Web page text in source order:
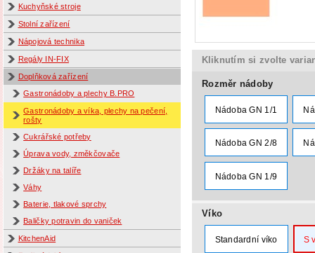
Kuchyňské stroje
Stolní zařízení
Nápojová technika
Regály IN-FIX
Doplňková zařízení
Gastronádoby a plechy B.PRO
Gastronádoby a víka, plechy na pečení,
rošty
Cukrářské potřeby
Úprava vody, změkčovače
Držáky na talíře
Váhy
Baterie, tlakové sprchy
Baličky potravin do vaniček
KitchenAid
Kliknutím si zvolte
Rozměr nádoby
Nádoba GN 1/1
Nádoba GN 2/8
Nádoba GN 1/9
Víko
Standardní víko S